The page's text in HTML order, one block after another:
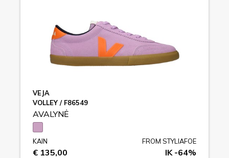
VEJA
VOLLEY / F86549
AVALYNĖ
KAIN
€ 135,00
FROM STYLIAFOE
IK -64%